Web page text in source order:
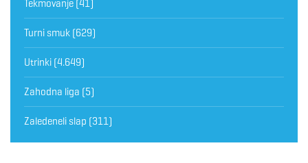
Tekmovanje (41)
Turni smuk (629)
Utrinki (4.649)
Zahodna liga (5)
Zaledeneli slap (311)